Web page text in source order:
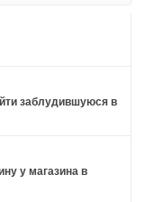
заблудившуюся в
у магазина в